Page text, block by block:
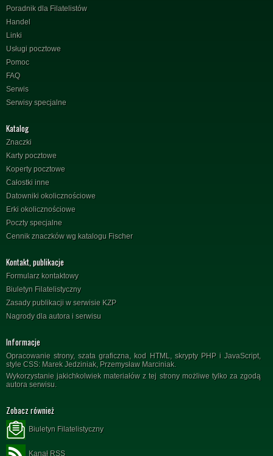
Poradnik dla Filatelistów
Handel
Linki
Usługi pocztowe
Pomoc
FAQ
Serwis
Serwisy specjalne
Katalog
Znaczki
Karty pocztowe
Koperty pocztowe
Całostki inne
Datowniki okolicznościowe
Erki okolicznościowe
Poczty specjalne
Cennik znaczków wg katalogu Fischer
Kontakt, publikacje
Formularz kontaktowy
Biuletyn Filatelistyczny
Zasady publikacji w serwisie KZP
Nagrody dla autora i serwisu
Informacje
Opracowanie strony, szata graficzna, kod HTML, skrypty PHP i JavaScript,
style CSS: Marek Jedziniak, Przemysław Marciniak.
Wykorzystanie jakichkolwiek materiałów z tej strony możliwe tylko za zgodą
autora serwisu.
Zobacz również
Biuletyn Filatelistyczny
Kanał RSS